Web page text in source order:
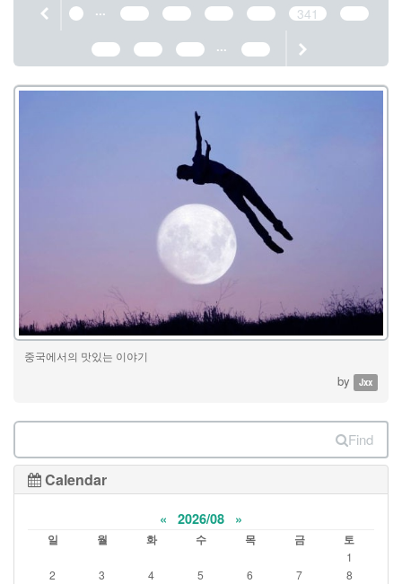
1 ... 337 338 339 340 341
342
343
344 345 ... 389
중국에서의 맛있는 이야기
by Jxx
Find
Calendar
« 2026/08 »
일 월 화 수 목 금 토
1
2
3 4 5 6 7 8